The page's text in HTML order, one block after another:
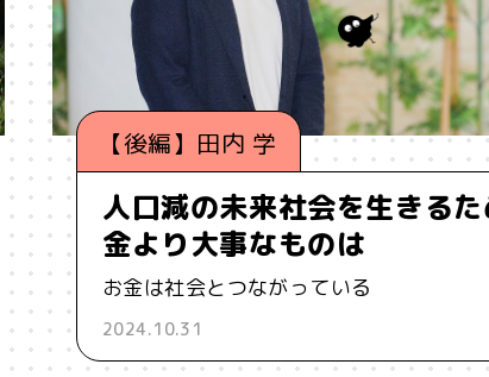
#エビデンス #エンジニア #エンパシー #オリジ
#ギャル #クリエイティビティ #クリエイティブ
#ソーシャルメディア #ダイバーシティ
#デジタルネイティブ #テレビ #テレビドラマ
#ファッション #プラットフォーム #フランケンシ
【後編】田内 学
人口減の未来社会を生きる
金より大事なものは
お金は社会とつながっている
2024.10.31